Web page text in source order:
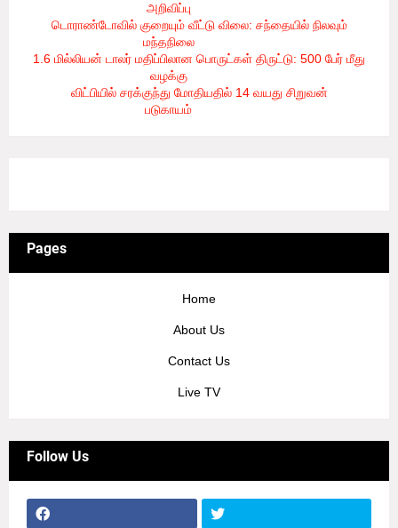
அறிவிப்பு
டொராண்டோவில் குறையும் வீட்டு விலை: சந்தையில் நிலவும்
மந்தநிலை- 8/6/2026
1.6 மில்லியன் டாலர் மதிப்பிலான பொருட்கள் திருட்டு: 500 பேர் மீது
வழக்கு- 8/6/2026
விட்பியில் சரக்குந்து மோதியதில் 14 வயது சிறுவன்
படுகாயம்
Pages
Home
About Us
Contact Us
Live TV
Follow Us